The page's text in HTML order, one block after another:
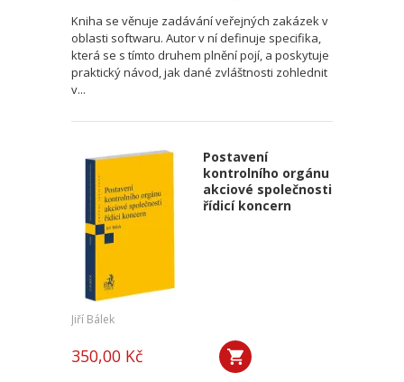
Kniha se věnuje zadávání veřejných zakázek v
oblasti softwaru. Autor v ní definuje specifika,
která se s tímto druhem plnění pojí, a poskytuje
praktický návod, jak dané zvláštnosti zohlednit
v...
Postavení
kontrolního orgánu
akciové společnosti
řídicí koncern
Jiří Bálek
350,00 Kč